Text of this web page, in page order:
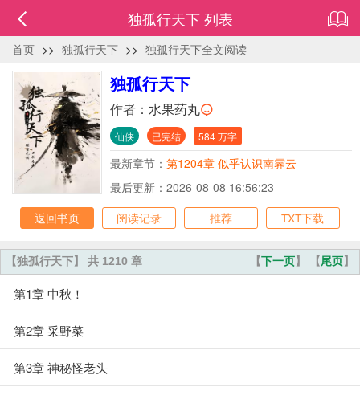
独孤行天下 列表
首页 >> 独孤行天下 >> 独孤行天下全文阅读
独孤行天下
作者： 水果药丸
仙侠 已完结 584 万字
最新章节： 第1204章 似乎认识南霁云
最后更新：2026-08-08 16:56:23
返回书页
阅读记录 推荐 TXT下载
【下一页】 【尾页】
【独孤行天下】 共 1210 章
第1章 中秋！
第2章 采野菜
第3章 神秘怪老头